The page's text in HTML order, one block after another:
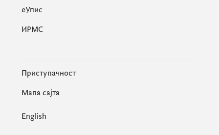
eУпис
ИРМС
Приступачност
Мапа сајта
English